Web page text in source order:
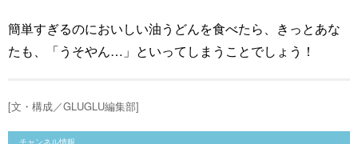
簡単すぎるのにおいしい油うどんを食べたら、きっとあな
たも、「うそやん…」といってしまうことでしょう！
[文・構成／GLUGLU編集部]
チャンネル情報